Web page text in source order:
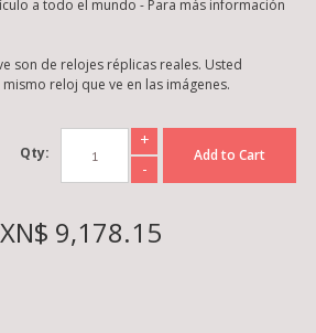
a todo el mundo - Para más información
son de relojes réplicas reales. Usted
reloj que ve en las imágenes.
Qty:
+
-
Add to Cart
9,178.15